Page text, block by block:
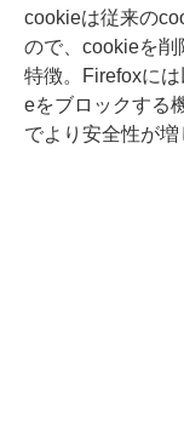
cookieは従来の
ので、cookieを削
特徴。Firefoxに
eをブロックする
でより安全性が増